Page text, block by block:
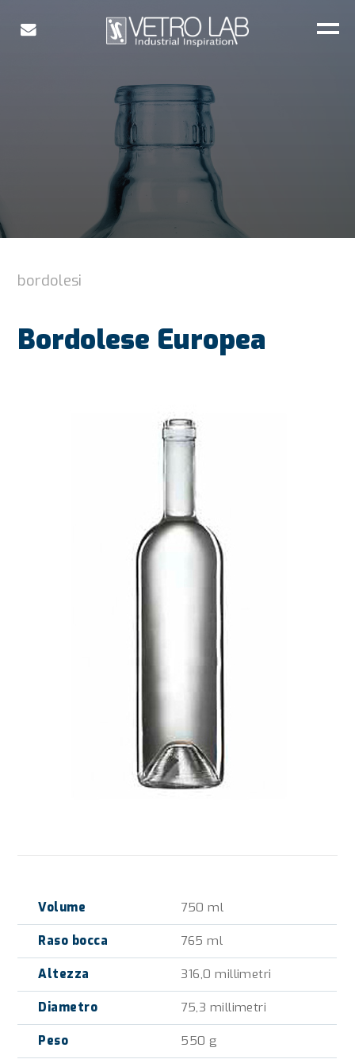
bordolesi
Bordolese Europea
Volume 750 ml
Raso bocca 765 ml
Altezza 316,0 millimetri
Diametro 75,3 millimetri
Peso 550 g